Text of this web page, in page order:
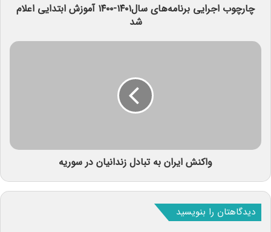
چارچوب اجرایی برنامه‌های سال۱۴۰۱-۱۴۰۰ آموزش ابتدایی اعلام
شد
واکنش ایران به تبادل زندانیان در سوریه
دیدگاهتان را بنویسید